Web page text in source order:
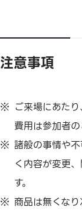
注意事項
ご来場にあた
費用は参加者の
諸般の事情や
く内容が変更
す。
商品は無くなり